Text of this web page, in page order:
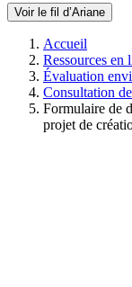
Voir le fil d’Ariane
Accueil
Ressources en
Évaluation
Consultation
Formulaire de
projet de